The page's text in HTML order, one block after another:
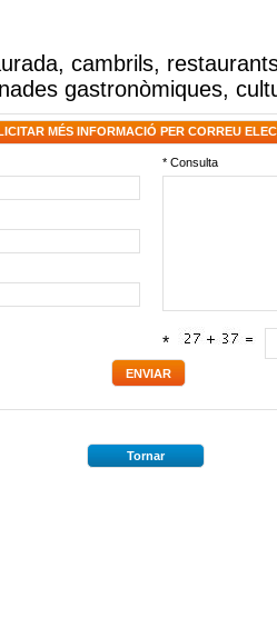
, cambrils,
gastronòmiques,
MÉS INFORMACIÓ PER CORREU
* Consulta
*
Tornar